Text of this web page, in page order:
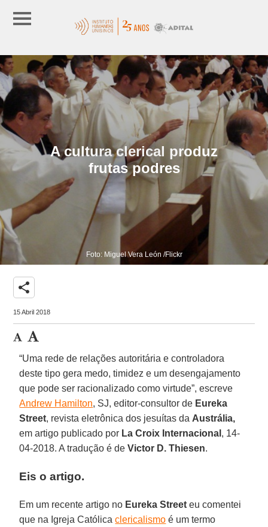
A cultura clerical produz
frutas podres
Foto: Miguel Vera León /Flickr
share
15 Abril 2018
“Uma rede de relações autoritária e controladora
deste tipo gera medo, timidez e um desengajamento
que pode ser racionalizado como virtude”, escreve
Andrew Hamilton, SJ, editor-consultor de Eureka
Street, revista eletrônica dos jesuítas da Austrália,
em artigo publicado por La Croix Internacional , 14-
04-2018. A tradução é deVictor D. Thiesen.
Eis o artigo.
Em um recente artigo no Eureka Street eu comentei
que na Igreja Católicaclericalismo é um termo